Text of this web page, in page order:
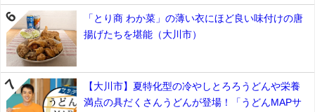
「とり商 わか菜」の薄い衣にほど良い味付けの唐
揚げたちを堪能（大川市）
【大川市】夏特化型の冷やしとろろうどんや栄養
満点の具だくさんうどんが登場！「うどんMAPサ